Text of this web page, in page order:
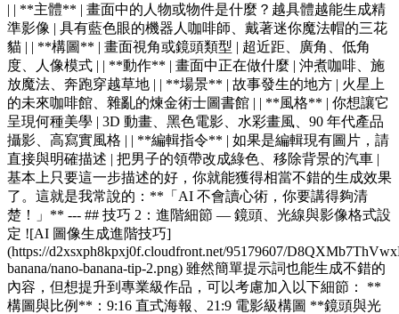
| | **主體** | 畫面中的人物或物件是什麼？越具體越能生成精
準影像 | 具有藍色眼的機器人咖啡師、戴著迷你魔法帽的三花
貓 | | **構圖** | 畫面視角或鏡頭類型 | 超近距、廣角、低角
度、人像模式 | | **動作** | 畫面中正在做什麼 | 沖煮咖啡、施
放魔法、奔跑穿越草地 | | **場景** | 故事發生的地方 | 火星上
的未來咖啡館、雜亂的煉金術士圖書館 | | **風格** | 你想讓它
呈現何種美學 | 3D 動畫、黑色電影、水彩畫風、90 年代產品
攝影、高寫實風格 | | **編輯指令** | 如果是編輯現有圖片，請
直接與明確描述 | 把男子的領帶改成綠色、移除背景的汽車 |
基本上只要這一步描述的好，你就能獲得相當不錯的生成效果
了。這就是我常說的：**「AI 不會讀心術，你要講得夠清
楚！」** --- ## 技巧 2：進階細節 — 鏡頭、光線與影像格式設
定 ![AI 圖像生成進階技巧]
(https://d2xsxph8kpxj0f.cloudfront.net/95179607/
banana/nano-banana-tip-2.png) 雖然簡單提示詞也能生成不錯的
內容，但想提升到專業級作品，可以考慮加入以下細節： **
構圖與比例**：9:16 直式海報、21:9 電影級構圖 **鏡頭與光